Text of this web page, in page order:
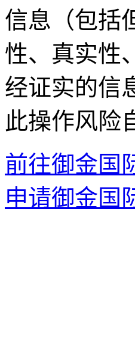
信息（包括
性、真实性
经证实的信
此操作风险
前往御金国
申请御金国